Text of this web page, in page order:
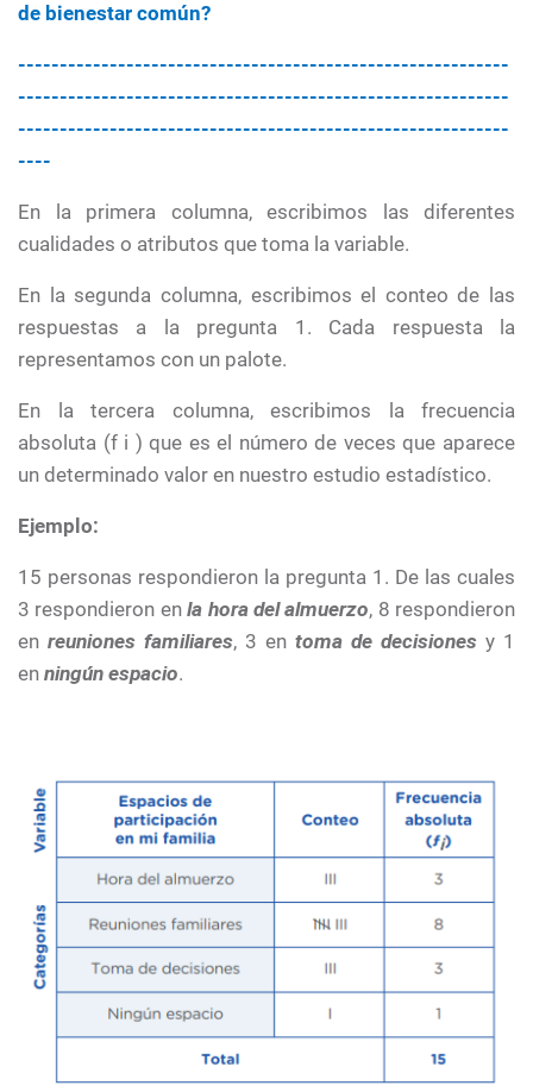
de bienestar común?
-----------------------------------------------------------
-----------------------------------------------------------
-----------------------------------------------------------
----
En la primera columna, escribimos las diferentes
cualidades o atributos que toma la variable.
En la segunda columna, escribimos el conteo de las
respuestas a la pregunta 1. Cada respuesta la
representamos con un palote.
En la tercera columna, escribimos la frecuencia
absoluta (f i ) que es el número de veces que aparece
un determinado valor en nuestro estudio estadístico.
Ejemplo:
15 personas respondieron la pregunta 1. De las cuales
3 respondieron enla hora del almuerzo, 8 respondieron
en reuniones familiares, 3 en toma de decisiones y 1
en ningún espacio.